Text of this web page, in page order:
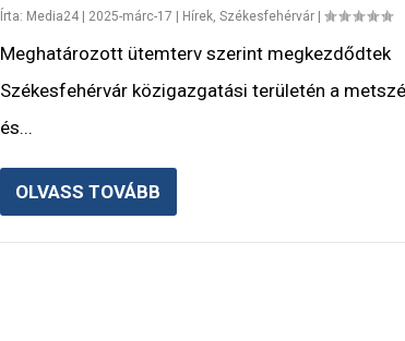
Írta: Media24| 2025-márc-17 | Hírek, Székesfehérvár|
Meghatározott ütemterv szerint megkezdődtek
Székesfehérvár közigazgatási területén a
és...
OLVASS TOVÁBB